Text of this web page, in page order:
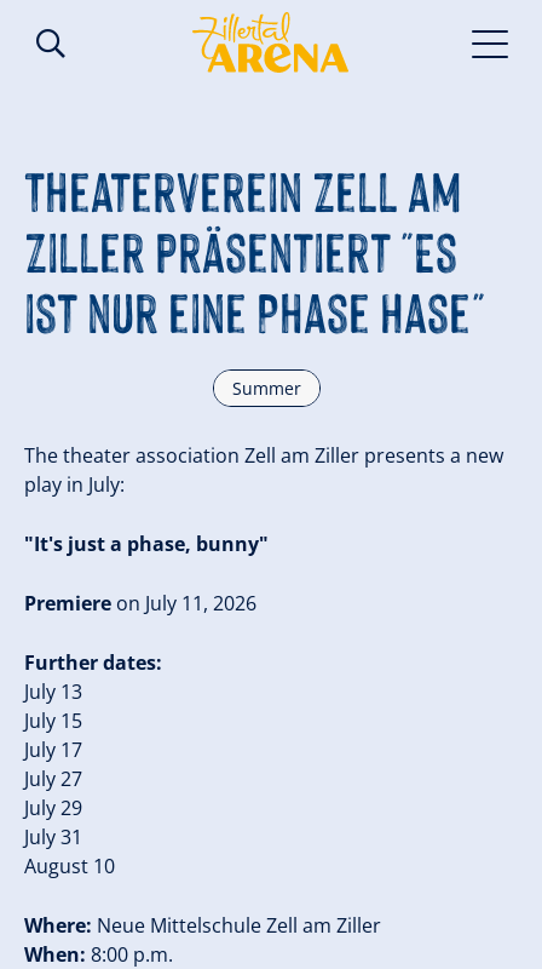
Theaterverein Zell am
Ziller präsentiert "Es
ist nur eine Phase Hase"
Summer
The theater association Zell am Ziller presents a new
play in July:
"It's just a phase, bunny"
Premiere on July 11, 2026
Further dates:
July 13
July 15
July 17
July 27
July 29
July 31
August 10
Where: Neue Mittelschule Zell am Ziller
When: 8:00 p.m.